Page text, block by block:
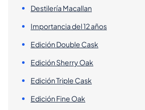
Destilería Macallan
Importancia del 12 años
Edición Double Cask
Edición Sherry Oak
Edición Triple Cask
Edición Fine Oak